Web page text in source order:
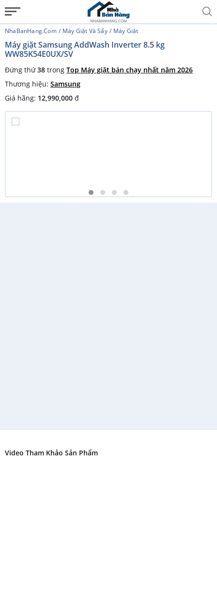
NHABANHANG.COM
NhaBanHang.com Máy Giặt Và Sấy Máy Giặt
Máy giặt Samsung AddWash Inverter 8.5 kg
WW85K54E0UX/SV
Đứng thứ38 trong Top Máy giặt bán chạy nhất năm 2026
Thương hiệu: Samsung
Giá hãng: 12,990,000 đ
Video Tham Khảo Sản Phẩm